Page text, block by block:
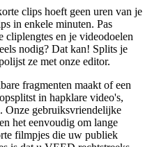
clips hoeft geen uren van je
in enkele minuten. Pas
cliplengtes en je videodoelen
nodig? Dat kan! Splits je
ze met onze editor.
fragmenten maakt of een
in hapklare video's,
Onze gebruiksvriendelijke
het eenvoudig om lange
filmpjes die uw publiek